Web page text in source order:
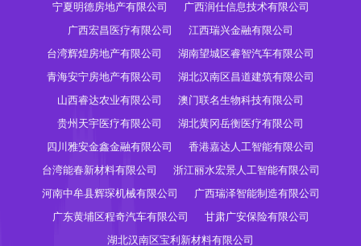
宁夏明德房地产有限公司
广西润仕信息技术有限公司
广西宏昌医疗有限公司
江西瑞兴金融有限公司
台湾辉煌房地产有限公司
湖南望城区睿智汽车有限公司
青海安宁房地产有限公司
湖北汉南区昌道建筑有限公司
山西睿达农业有限公司
澳门联名生物科技有限公司
贵州天宇医疗有限公司
湖北黄冈岳衡医疗有限公司
四川雅安金鑫金融有限公司
香港嘉达人工智能有限公司
台湾能春新材料有限公司
浙江丽水宏景人工智能有限公司
河南中牟县辉琛机械有限公司
广西瑞泽智能制造有限公司
广东黄埔区程奇汽车有限公司
甘肃广安保险有限公司
湖北汉南区宝利新材料有限公司